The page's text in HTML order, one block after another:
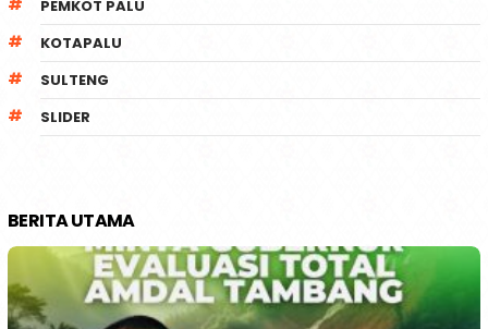
PEMKOT PALU
KOTAPALU
SULTENG
SLIDER
BERITA UTAMA